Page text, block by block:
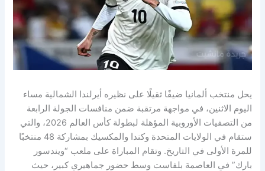
يحل منتخب ألمانيا ضيفًا ثقيلًا على نظيره أيرلندا الشمالية مساء
اليوم الاثنين، في مواجهة مرتقبة ضمن منافسات الجولة الرابعة
من التصفيات الأوروبية المؤهلة لبطولة كأس العالم 2026، والتي
ستقام في الولايات المتحدة وكندا والمكسيك بمشاركة 48 منتخبًا
للمرة الأولى في التاريخ. وتقام المباراة على ملعب “ويندسور
بارك” في العاصمة بلفاست وسط حضور جماهيري كبير، حيث